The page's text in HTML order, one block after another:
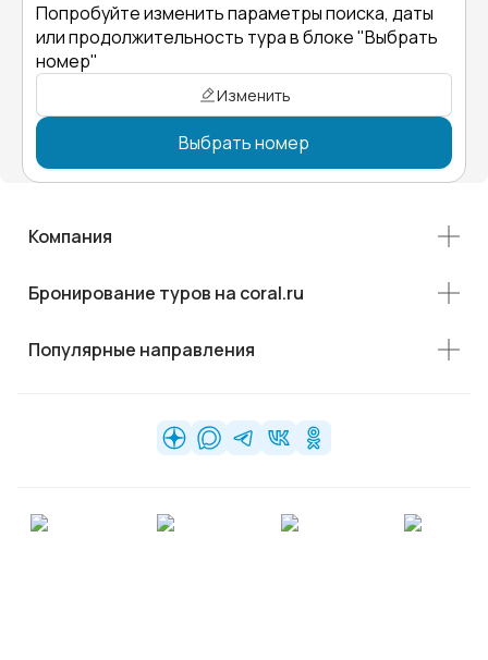
Попробуйте изменить параметры поиска, даты
или продолжительность тура в блоке "Выбрать
номер"
Изменить
Выбрать номер
Компания
Бронирование туров на coral.ru
Популярные направления